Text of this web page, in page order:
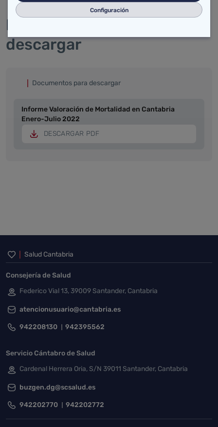
Documentos para
descargar
Documentos para descargar
Informe Valoración de Mortalidad en Cantabria
Enero-Julio 2022
DESCARGAR PDF
Inicio del pie de página
Salud Cantabria
Consejería de Salud
Federico Vial 13, 39009 Santander, Cantabria
atencionusuario@cantabria.es
942208130 942395562
Servicio Cántabro de Salud
Cardenal Herrera Oria, S/N 39011 Santander, Cantabria
buzgen.dg@scsalud.es
942202770 942202772
Configuración